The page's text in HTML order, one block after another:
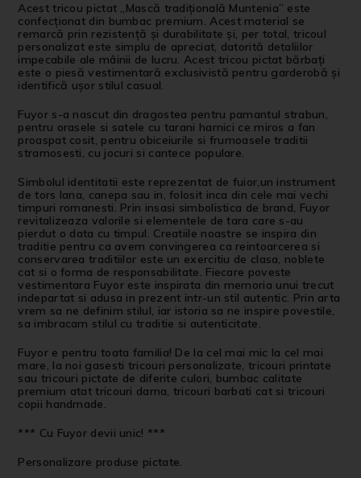
Acest tricou pictat „Mască tradițională Muntenia” este
confecționat din bumbac premium. Acest material se
remarcă prin rezistență și durabilitate și, per total, tricoul
personalizat este simplu de apreciat, datorită detaliilor
impecabile ale mâinii de lucru. Acest tricou pictat bărbați
este o piesă vestimentară exclusivistă pentru garderobă și
identifică ușor stilul casual.
Fuyor s-a nascut din dragostea pentru pamantul strabun,
pentru orasele si satele cu tarani harnici ce miros a fan
proaspat cosit, pentru obiceiurile si frumoasele traditii
stramosesti, cu jocuri si cantece populare.
Simbolul identitatii este reprezentat de fuior,un instrument
de tors lana, canepa sau in, folosit inca din cele mai vechi
timpuri romanesti. Prin insasi simbolistica de brand, Fuyor
revitalizeaza valorile si elementele de tara care s-au
pierdut o data cu timpul. Creatiile noastre se inspira din
traditie pentru ca avem convingerea ca reintoarcerea si
conservarea traditiilor este un exercitiu de clasa, noblete
cat si o forma de responsabilitate. Fiecare poveste
vestimentara Fuyor este inspirata din memoria unui trecut
indepartat si adusa in prezent intr-un stil autentic. Prin arta
vrem sa ne definim stilul, iar istoria sa ne inspire povestile,
sa imbracam stilul cu traditie si autenticitate.
Fuyor e pentru toata familia! De la cel mai mic la cel mai
mare, la noi gasesti tricouri personalizate, tricouri printate
sau tricouri pictate de diferite culori, bumbac calitate
premium atat tricouri dama, tricouri barbati cat si tricouri
copii handmade.
*** Cu Fuyor devii unic! ***
Personalizare produse pictate.